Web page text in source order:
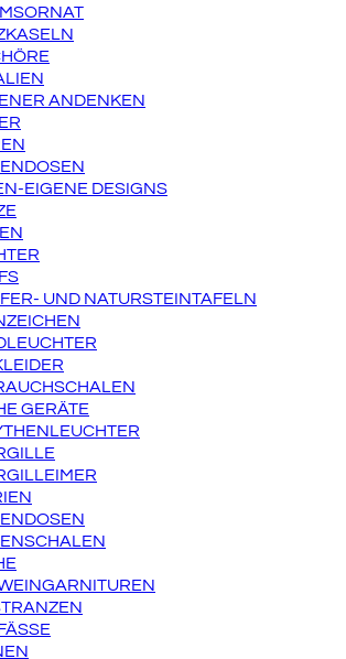
ANDENKEN
EIGENE DESIGNS
UND NATURSTEINTAFELN
GERÄTE